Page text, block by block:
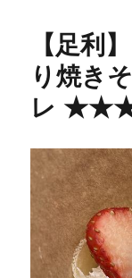
【足利
り焼き
レ